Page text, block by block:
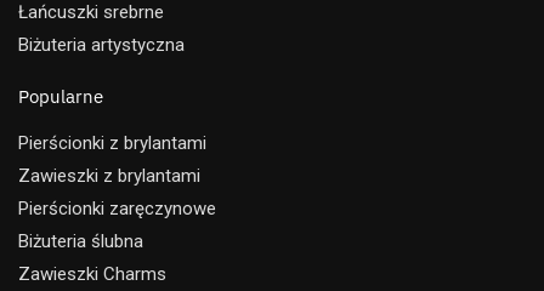
Łańcuszki srebrne
Biżuteria artystyczna
Popularne
Pierścionki z brylantami
Zawieszki z brylantami
Pierścionki zaręczynowe
Biżuteria ślubna
Zawieszki Charms